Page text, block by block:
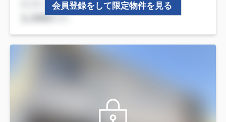
会員登録をして限定物件を見る